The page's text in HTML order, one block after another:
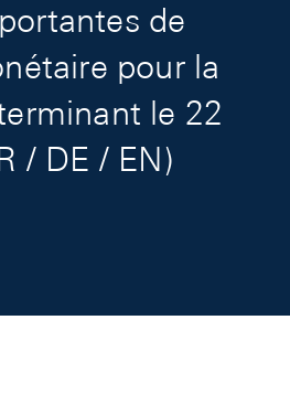
de
pour la
le 22
/ DE / EN)